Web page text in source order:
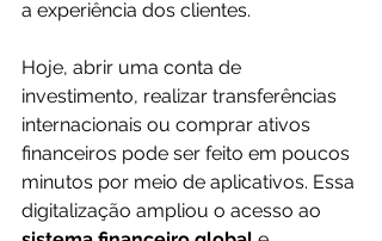
a experiência dos clientes.
Hoje, abrir uma conta de
investimento, realizar transferências
internacionais ou comprar ativos
financeiros pode ser feito em poucos
minutos por meio de aplicativos. Essa
digitalização ampliou o acesso ao